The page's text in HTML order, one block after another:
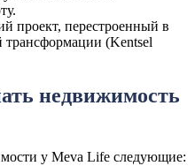
проект, перестроенный в
трансформации (Kentsel
недвижимость
у Meva Life следующие: